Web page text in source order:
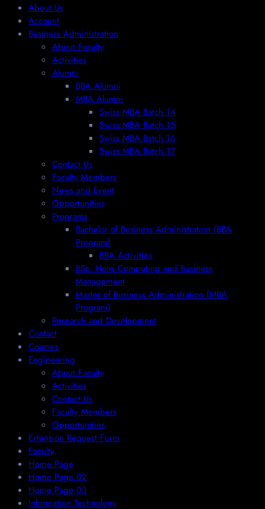
About Us
Account
Business Administration
About Faculty
Activities
Alumni
BBA Alumni
MBA Alumni
Swiss MBA Batch 14
Swiss MBA Batch 15
Swiss MBA Batch 16
Swiss MBA Batch 17
Contact Us
Faculty Members
News and Event
Opportunities
Programs
Bachelor of Business Administration (BBA
Program)
BBA Activities
BSc. Hons Computing and Business
Management
Master of Business Administration (MBA
Program)
Research and Development
Contact
Courses
Engineering
About Faculty
Activities
Contact Us
Faculty Members
Opportunities
Extension Request Form
Faculty
Home Page
Home Page 02
Home Page 03
Information Technology